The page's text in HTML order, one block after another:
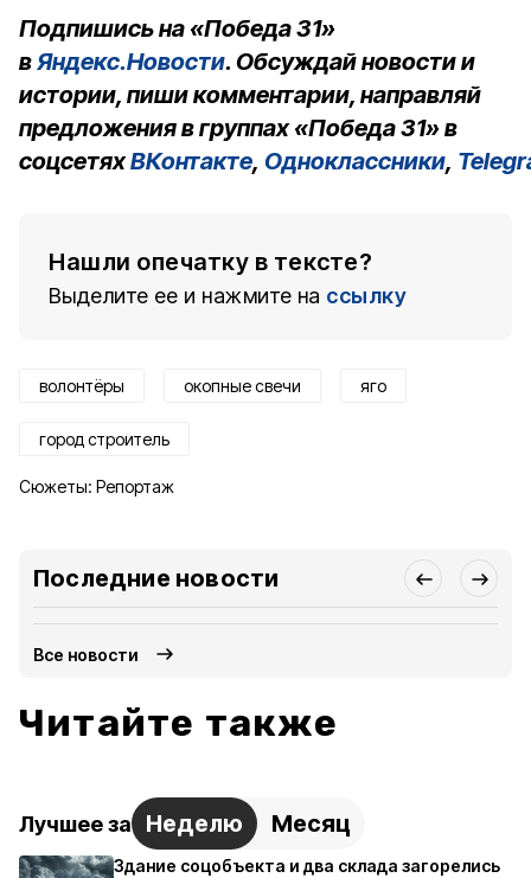
Подпишись на «Победа 31»
вЯндекс.Новости. Обсуждай новости и
истории, пиши комментарии, направляй
предложения в группах «Победа 31» в
соцсетяхВКонтакте, Одноклассники,
Нашли опечатку в тексте?
Выделите ее и нажмите на ссылку
волонтёры окопные свечи яго
город строитель
Сюжеты: Репортаж
Последние новости
Все новости
Читайте также
Лучшее за Неделю Месяц
Здание соцобъекта и два склада загорелись